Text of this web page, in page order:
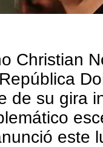
Christian
de su gira
este